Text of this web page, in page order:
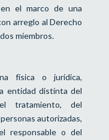
el marco de una
arreglo al Derecho
miembros.
física o jurídica,
entidad distinta del
tratamiento, del
autorizadas,
responsable o del